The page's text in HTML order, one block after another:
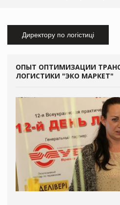
Директору по логістиці
ОПЫТ ОПТИМИЗАЦИИ
ЛОГИСТИКИ "ЭКО МАРКЕТ"